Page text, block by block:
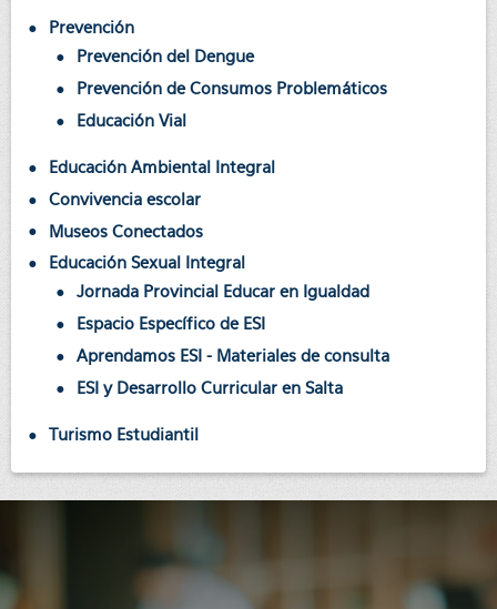
Prevención
Prevención del Dengue
Prevención de Consumos Problemáticos
Educación Vial
Educación Ambiental Integral
Convivencia escolar
Museos Conectados
Educación Sexual Integral
Jornada Provincial Educar en Igualdad
Espacio Específico de ESI
Aprendamos ESI - Materiales de consulta
ESI y Desarrollo Curricular en Salta
Turismo Estudiantil